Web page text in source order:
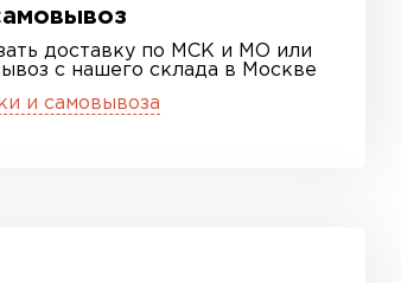
доставку по МСК и МО или
с нашего склада в Москве
и самовывоза